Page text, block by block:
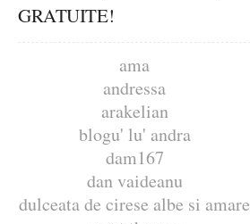
GRATUITE!
ama
andressa
arakelian
blogu' lu' andra
dam167
dan vaideanu
dulceata de cirese albe si amare